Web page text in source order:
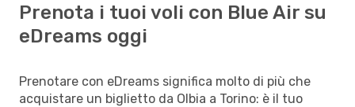
Prenota i tuoi voli con Blue Air su
eDreams oggi
Prenotare con eDreams significa molto di più che
acquistare un biglietto da Olbia a Torino: è il tuo